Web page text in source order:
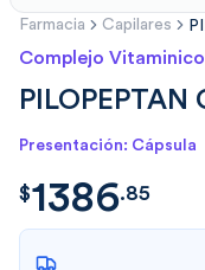
Farmacia Capilares
Complejo
PILOPEPTAN
Presentación: Cápsula
$
$1386.85